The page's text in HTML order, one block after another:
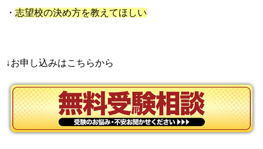
・ 志望校の決め方を教えてほしい
↓お申し込みはこちらから